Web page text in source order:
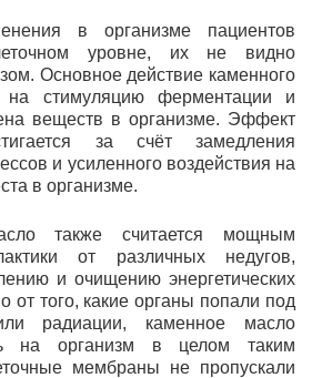
в организме пациентов
уровне, их не видно
Основное действие каменного
на стимуляцию ферментации и
веществ в организме. Эффект
за счёт замедления
и усиленного воздействия на
в организме.
также считается мощным
от различных недугов,
и очищению энергетических
от того, какие органы попали под
радиации, каменное масло
на организм в целом таким
мембраны не пропускали